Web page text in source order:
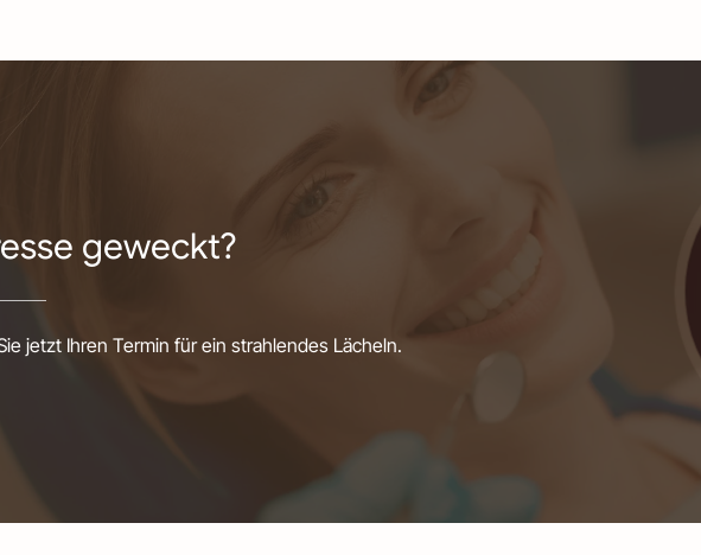
geweckt?
jetzt Ihren Termin für ein strahlendes Lächeln.